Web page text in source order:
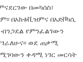
በመካሰስ፣
በአክቱቪዝምና በአድቮካሲ
የምንፈልገውን
ወደ ጠቃሚ
ቀዳሚ ነገር መርሳት